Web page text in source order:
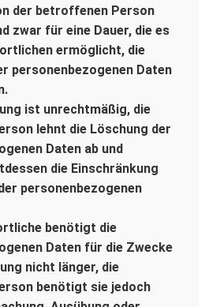
der betroffenen Person
zwar für eine Dauer, die es
ermöglicht, die
personenbezogenen Daten
ist unrechtmäßig, die
lehnt die Löschung der
Daten ab und
die Einschränkung
personenbezogenen
benötigt die
Daten für die Zwecke
nicht länger, die
benötigt sie jedoch